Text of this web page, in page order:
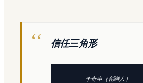
信任三角形
      李奇申（創辦人）